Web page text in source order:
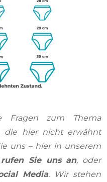
Fragen zum Thema
die hier nicht erwähnt
uns – hier in unserem
Sie uns an, oder
Media. Wir stehen